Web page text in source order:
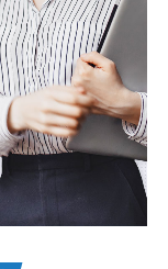
із…
закладів
форму
та вищої